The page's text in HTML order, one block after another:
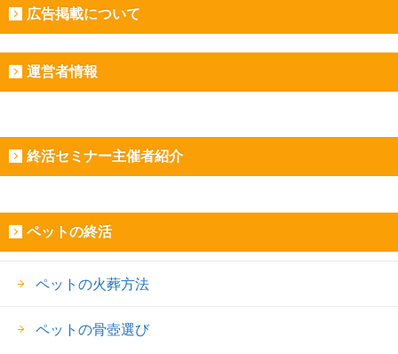
広告掲載について
運営者情報
終活セミナー主催者紹介
ペットの終活
ペットの火葬方法
ペットの骨壺選び